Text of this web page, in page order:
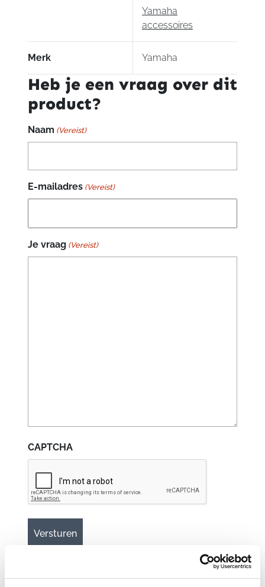
Yamaha
accessoires
Merk Yamaha
Heb je een vraag over dit
product?
Naam (Vereist)
E-mailadres (Vereist)
Je vraag (Vereist)
CAPTCHA